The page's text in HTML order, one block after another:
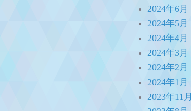
2024年6月
2024年5月
2024年4月
2024年3月
2024年2月
2024年1月
2023年11月